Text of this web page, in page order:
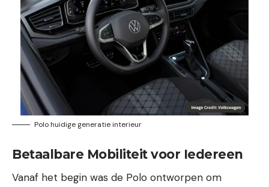
Polo huidige generatie interieur
Betaalbare Mobiliteit voor Iedereen
Vanaf het begin was de Polo ontworpen om